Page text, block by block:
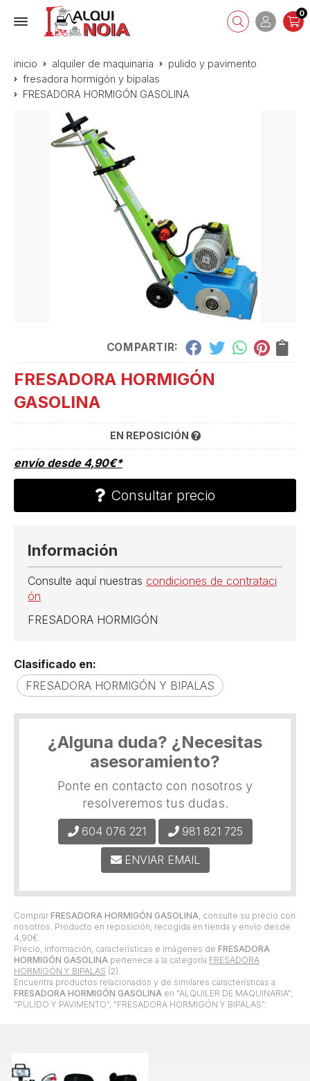
0
inicio alquiler de maquinaria
pulido y pavimento
fresadora hormigón y bipalas
FRESADORA HORMIGÓN GASOLINA
COMPARTIR:
FRESADORA HORMIGÓN
GASOLINA
EN REPOSICIÓN
envío desde 4,90€*
Consultar precio
Comprar FRESADORA HORMIGÓN GASOLINA , consulte su precio con
nosotros. Producto en reposición, recogida en tienda y envío desde
4,90€
Precio, información, características e imágenes de FRESADORA
HORMIGÓN GASOLINA pertenece a la categoría FRESADORA
HORMIGÓN Y BIPALAS (2).
Encuentra productos relacionados y de similares características a
FRESADORA HORMIGÓN GASOLINA en "ALQUILER DE MAQUINARIA",
"PULIDO Y PAVIMENTO", "FRESADORA HORMIGÓN Y BIPALAS".
Información
Consulte aquí nuestras condiciones de contrataci
ón
FRESADORA HORMIGÓN
Clasificado en:
FRESADORA HORMIGÓN Y BIPALAS
¿Alguna duda? ¿Necesitas
asesoramiento?
Ponte en contacto con nosotros y
resolveremos tus dudas.
604 076 221 981 821 725
ENVIAR EMAIL